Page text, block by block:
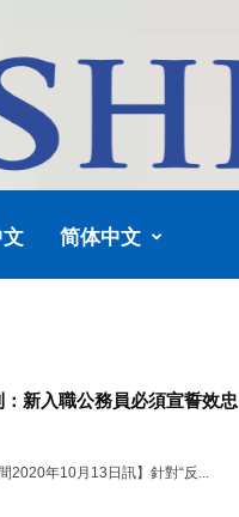
简体中文
新入職公務員必須宣誓效忠
2020年10月13日訊】針對“反...